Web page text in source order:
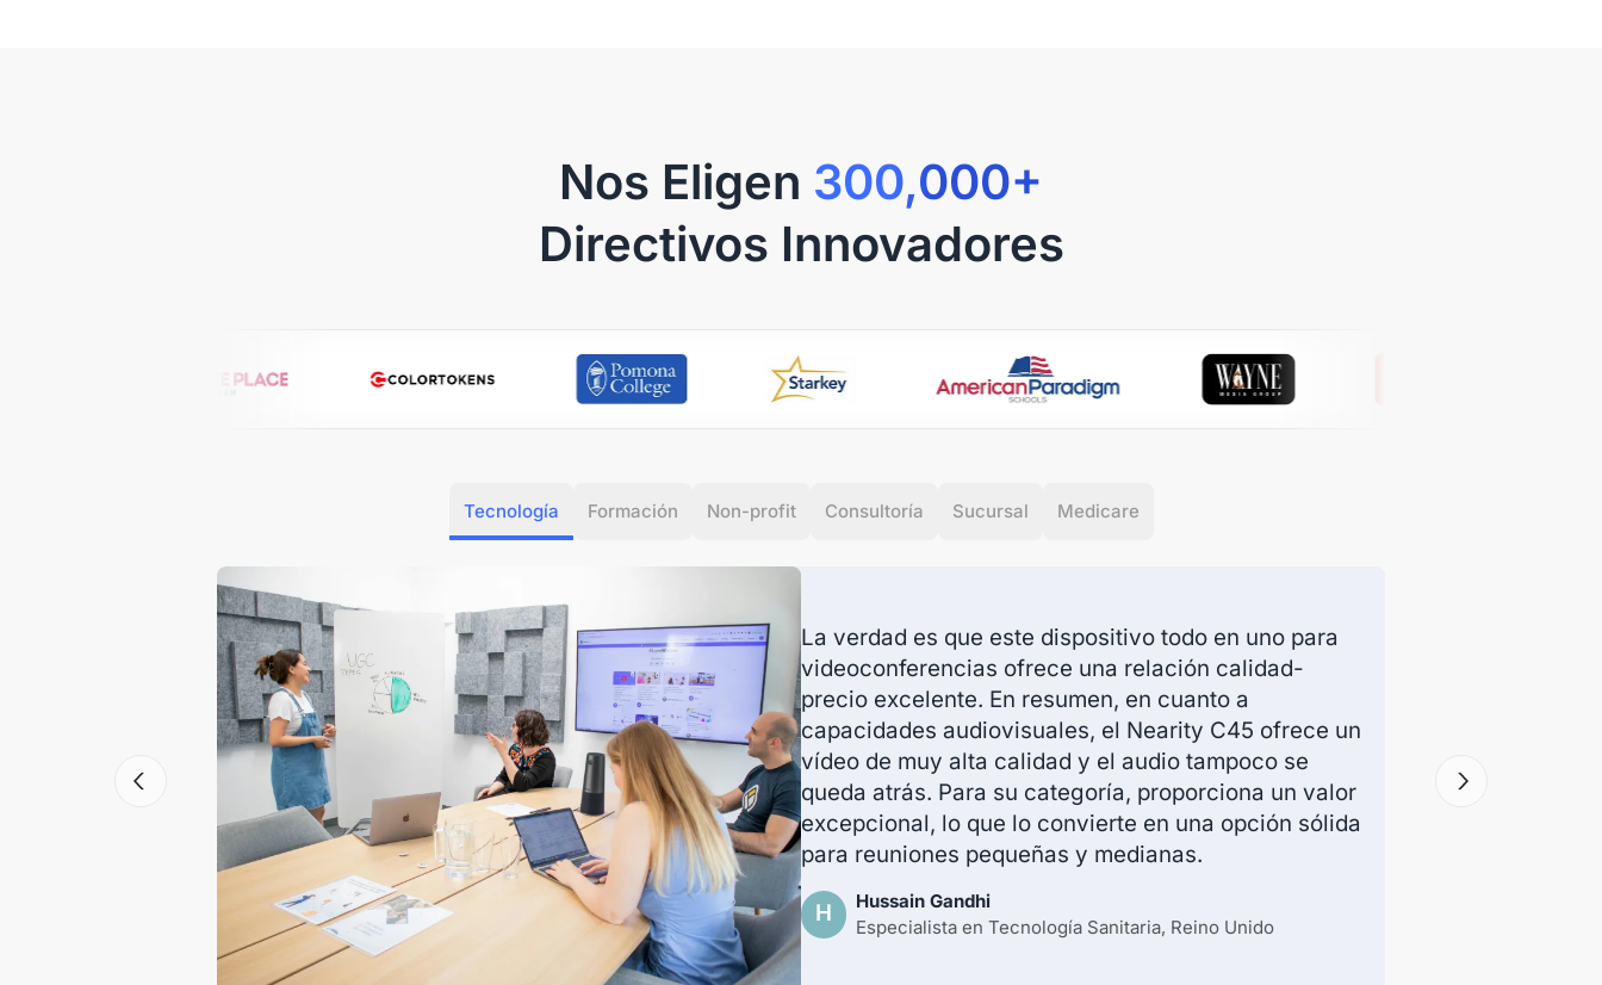
Los reembolsos se procesarán dentro de los 7 días hábiles
posteriores a la recepción del artículo devuelto.
14 días y este es confirmado por la inspección de nuestro
Garantía por problemas de calidad:
1 año en todos sus productos, asegurando tranquilidad a largo
plazo para nuestros clientes.
Nos Eligen 300,000+
Directivos Innovadores
Tecnología Formación Non-profit Consultoría Sucursal Medicare
La verdad es que este dispositivo todo en uno para
videoconferencias ofrece una relación calidad-
precio excelente. En resumen, en cuanto a
capacidades audiovisuales, el Nearity C45 ofrece un
vídeo de muy alta calidad y el audio tampoco se
queda atrás. Para su categoría, proporciona un valor
excepcional, lo que lo convierte en una opción sólida
para reuniones pequeñas y medianas.
H
Hussain Gandhi
Especialista en Tecnología Sanitaria, Reino Unido